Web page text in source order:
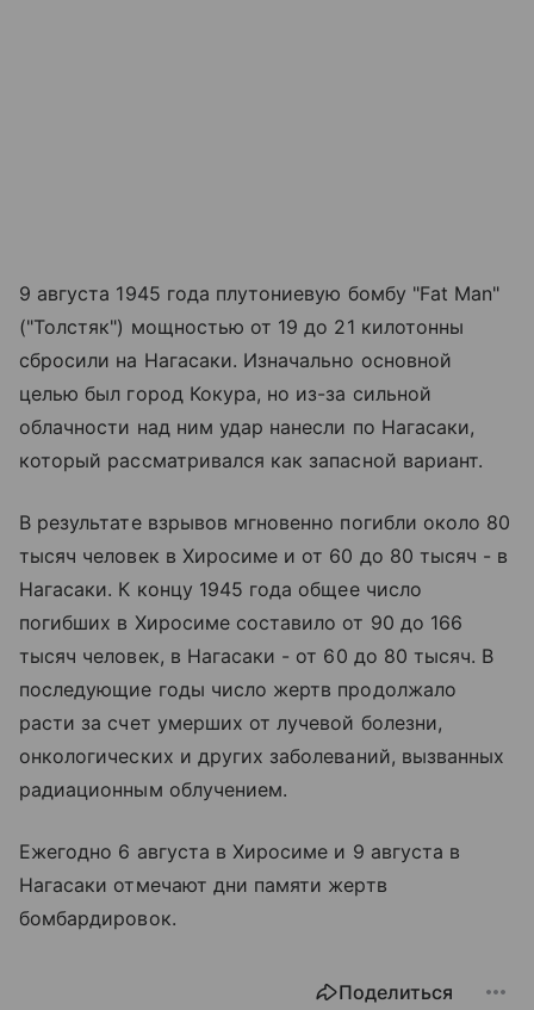
9 августа 1945 года плутониевую бомбу "Fat Man"
("Толстяк") мощностью от 19 до 21 килотонны
сбросили на Нагасаки. Изначально основной
целью был город Кокура, но из-за сильной
облачности над ним удар нанесли по Нагасаки,
который рассматривался как запасной вариант.
В результате взрывов мгновенно погибли около 80
тысяч человек в Хиросиме и от 60 до 80 тысяч - в
Нагасаки. К концу 1945 года общее число
погибших в Хиросиме составило от 90 до 166
тысяч человек, в Нагасаки - от 60 до 80 тысяч. В
последующие годы число жертв продолжало
расти за счет умерших от лучевой болезни,
онкологических и других заболеваний, вызванных
радиационным облучением.
Ежегодно 6 августа в Хиросиме и 9 августа в
Нагасаки отмечают дни памяти жертв
бомбардировок.
Поделиться